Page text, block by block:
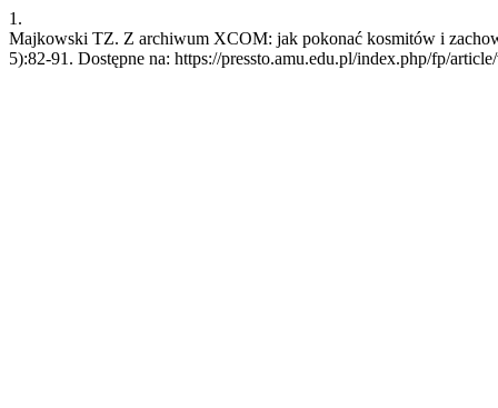
1.
Majkowski TZ. Z archiwum XCOM: jak pokonać kosmitów i
5):82-91. Dostępne na: https://pressto.amu.edu.pl/index.php/fp/